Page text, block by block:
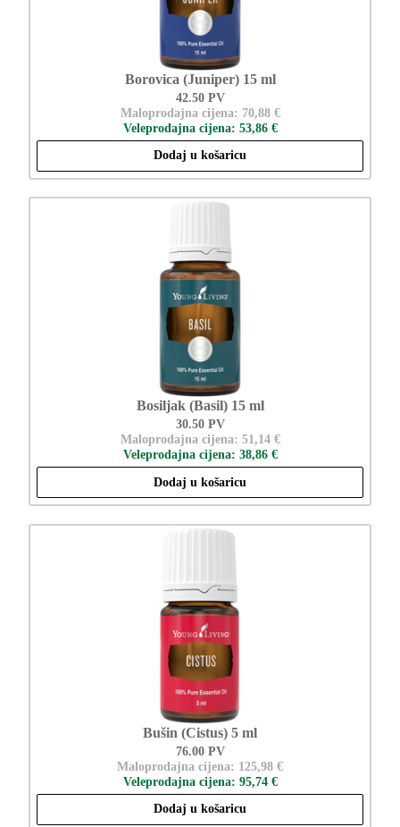
Borovica (Juniper) 15 ml
42.50 PV
Maloprodajna cijena: 70,88 €
Veleprodajna cijena: 53,86 €
Dodaj u košaricu
Bosiljak (Basil) 15 ml
30.50 PV
Maloprodajna cijena: 51,14 €
Veleprodajna cijena: 38,86 €
Dodaj u košaricu
Bušin (Cistus) 5 ml
76.00 PV
Maloprodajna cijena: 125,98 €
Veleprodajna cijena: 95,74 €
Dodaj u košaricu